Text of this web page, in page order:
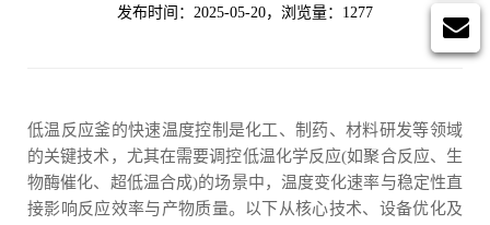
发布时间：2025-05-20，浏览量：1277
低温反应釜的快速温度控制是化工、制药、材料研发等领域
的关键技术，尤其在需要调控低温化学反应(如聚合反应、生
物酶催化、超低温合成)的场景中，温度变化速率与稳定性直
接影响反应效率与产物质量。以下从核心技术、设备优化及